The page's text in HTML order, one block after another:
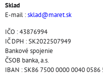
Sklad
E-mail :sklad@maret.sk
IČO : 43876994
IČ DPH : SK2022507949
Bankové spojenie
ČSOB banka, a.s.
IBAN : SK86 7500 0000 0040 0586